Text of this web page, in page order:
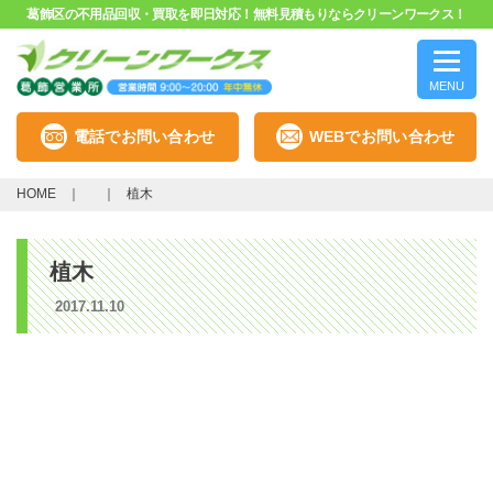
葛飾区の不用品回収・買取を即日対応！無料見積もりならクリーンワークス！
MENU
電話でお問い合わせ WEBでお問い合わせ
HOME 植木
植木
2017.11.10